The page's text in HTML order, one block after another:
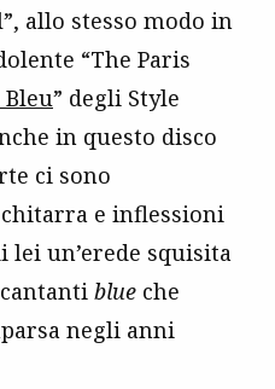
allo stesso modo in
“The Paris
Bleu” degli Style
in questo disco
ci sono
e inflessioni
lei un’erede squisita
blue che
negli anni